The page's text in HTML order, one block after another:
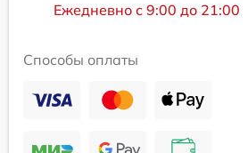
Ежедневно с 9:00 до 21:00
Способы оплаты